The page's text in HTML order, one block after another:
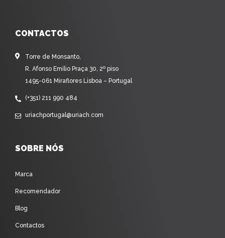
CONTACTOS
Torre de Monsanto,
R. Afonso Emílio Praça 30, 2º piso
1495-061 Miraflores Lisboa – Portugal
(+351) 211 990 484
uriachportugal@uriach.com
SOBRE NÓS
Marca
Recomendador
Blog
Contactos